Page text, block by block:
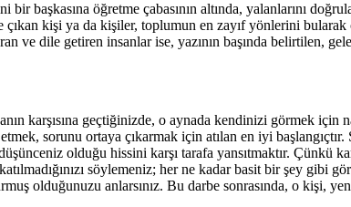
başkasına öğretme çabasının altında, yalanlarını
çıkan kişi ya da kişiler, toplumun en zayıf yönlerini
ve dile getiren insanlar ise, yazının başında belirtilen,
karşısına geçtiğinizde, o aynada kendinizi görmek için
sorunu ortaya çıkarmak için atılan en iyi
olduğu hissini karşı tarafa yansıtmaktır. Çünkü
söylemeniz; her ne kadar basit bir şey gibi
olduğunuzu anlarsınız. Bu darbe sonrasında, o kişi,